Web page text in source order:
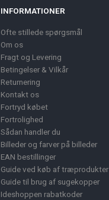
INFORMATIONER
Ofte stillede spørgsmål
Om os
Fragt og Levering
Betingelser & Vilkår
Returnering
Kontakt os
Fortryd købet
Fortrolighed
Sådan handler du
Billeder og farver på billeder
EAN bestillinger
Guide ved køb af træprodukter
Guide til brug af sugekopper
Ideshoppen rabatkoder